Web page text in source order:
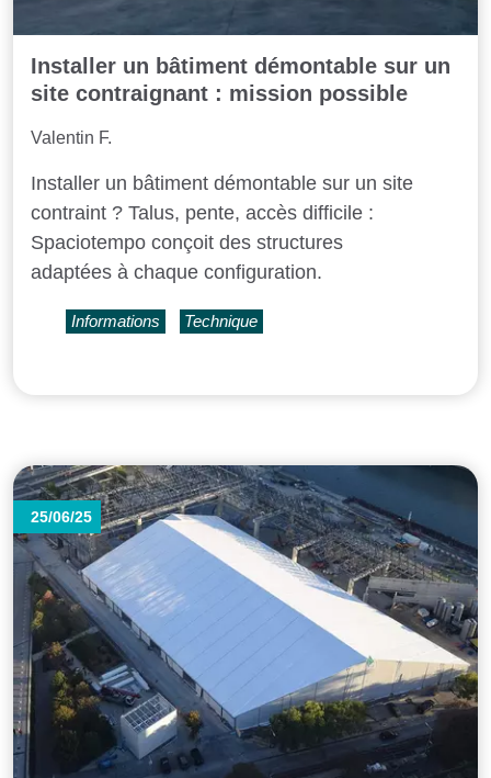
Installer un bâtiment démontable sur un
site contraignant : mission possible
Valentin F.
Installer un bâtiment démontable sur un site
contraint ? Talus, pente, accès difficile :
Spaciotempo conçoit des structures
adaptées à chaque configuration.
Informations Technique
25/06/25